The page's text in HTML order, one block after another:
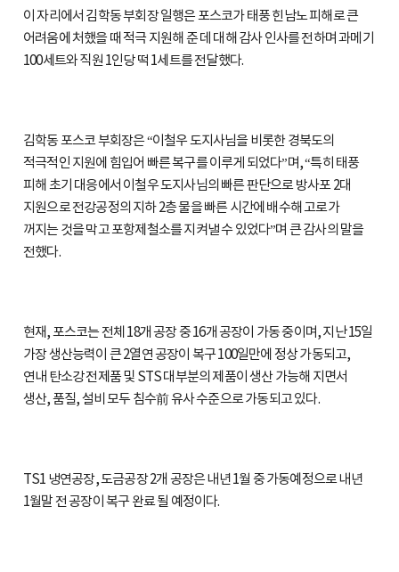
이 자리에서 김학동 부회장 일행은 포스코가 태풍 힌남노 피해로 큰
어려움에 처했을 때 적극 지원해 준 데 대해 감사 인사를 전하며 과메기
100세트와 직원 1인당 떡 1세트를 전달했다.
김학동 포스코 부회장은 “이철우 도지사님을 비롯한 경북도의
적극적인 지원에 힘입어 빠른 복구를 이루게 되었다”며, “특히 태풍
피해 초기 대응에서 이철우 도지사님의 빠른 판단으로 방사포 2대
지원으로 전강공정의 지하 2층 물을 빠른 시간에 배수해 고로가
꺼지는 것을 막고 포항제철소를 지켜낼 수 있었다”며 큰 감사의 말을
전했다.
현재, 포스코는 전체 18개 공장 중 16개 공장이 가동 중이며, 지난 15일
가장 생산능력이 큰 2열연 공장이 복구 100일만에 정상 가동되고,
연내 탄소강 전제품 및 STS 대부분의 제품이 생산 가능해 지면서
생산, 품질, 설비 모두 침수前 유사 수준으로 가동되고 있다.
TS1 냉연공장, 도금공장 2개 공장은 내년 1월 중 가동예정으로 내년
1월말 전 공장이 복구 완료 될 예정이다.